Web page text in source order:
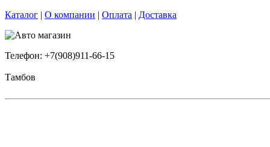
Каталог | О компании | Оплата | Доставка
Телефон: +7(908)911-66-15
Тамбов